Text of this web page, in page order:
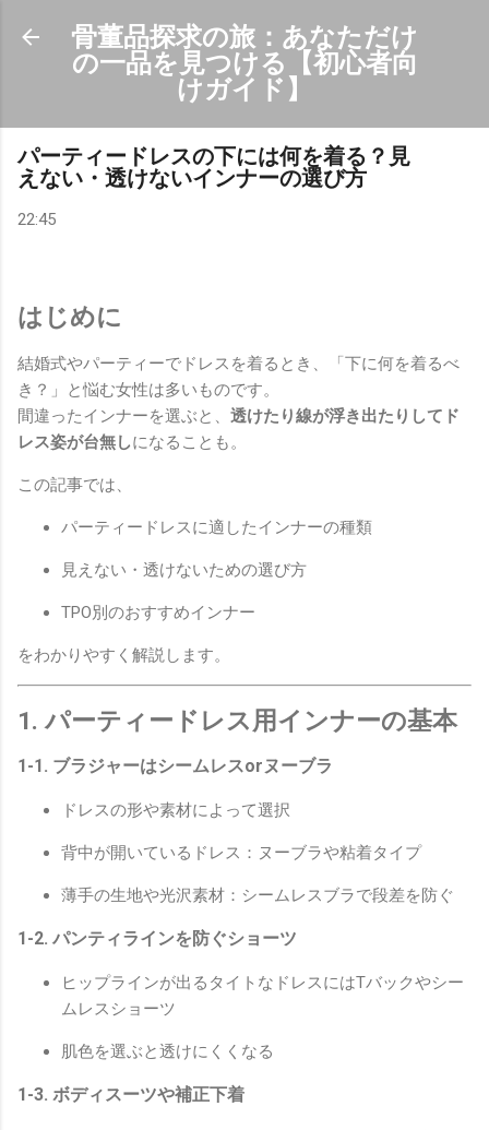
スキップしてメイン コンテンツに移動
骨董品探求の旅：あなただけ
の一品を見つける【初心者向
けガイド】
パーティードレスの下には何を着る？見
えない・透けないインナーの選び方
22:45
はじめに
結婚式やパーティーでドレスを着るとき、「下に何を着るべ
き？」と悩む女性は多いものです。
間違ったインナーを選ぶと、 透けたり線が浮き出たりしてド
レス姿が台無しになることも。
この記事では、
パーティードレスに適したインナーの種類
見えない・透けないための選び方
TPO別のおすすめインナー
をわかりやすく解説します。
1. パーティードレス用インナーの基本
1-1. ブラジャーはシームレスorヌーブラ
ドレスの形や素材によって選択
背中が開いているドレス：ヌーブラや粘着タイプ
薄手の生地や光沢素材：シームレスブラで段差を防ぐ
1-2. パンティラインを防ぐショーツ
ヒップラインが出るタイトなドレスにはTバックやシー
ムレスショーツ
肌色を選ぶと透けにくくなる
1-3. ボディスーツや補正下着